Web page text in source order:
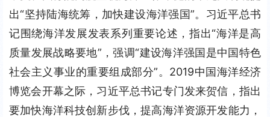
出“坚持陆海统筹，加快建设海洋强国”。习近平总书
记围绕海洋发展发表系列重要论述，指出“海洋是高
质量发展战略要地”，强调“建设海洋强国是中国特色
社会主义事业的重要组成部分”。2019中国海洋经济
博览会开幕之际，习近平总书记专门发来贺信，指出
要加快海洋科技创新步伐，提高海洋资源开发能力，